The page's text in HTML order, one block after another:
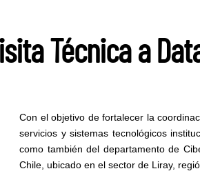
Técnica a
Con el objetivo de fortalecer la
servicios y sistemas tecnológicos
como también del departamento de
Chile, ubicado en el sector de Liray,